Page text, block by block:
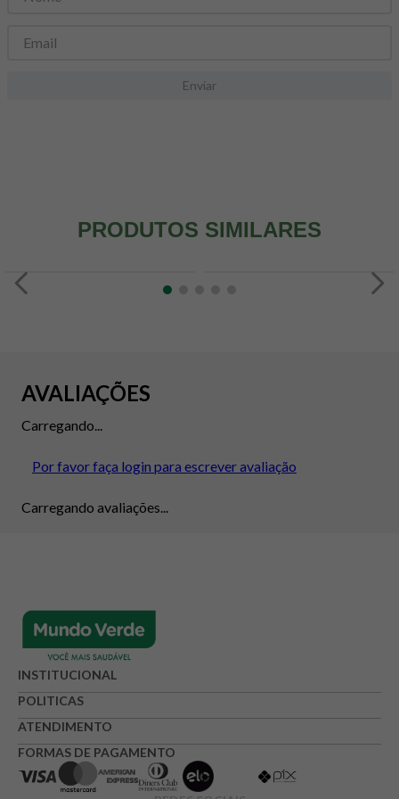
Enviar
PRODUTOS SIMILARES
AVALIAÇÕES
Carregando...
Por favor faça login para escrever avaliação
Carregando avaliações...
INSTITUCIONAL
POLITICAS
ATENDIMENTO
FORMAS DE PAGAMENTO
8º snack proteico mundo verde
9 psyllium